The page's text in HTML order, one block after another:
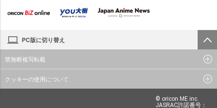
PC版に切り替え
禁無断複写転載
クッキーの使用について
© oricon ME inc.
JASRAC許諾番号：